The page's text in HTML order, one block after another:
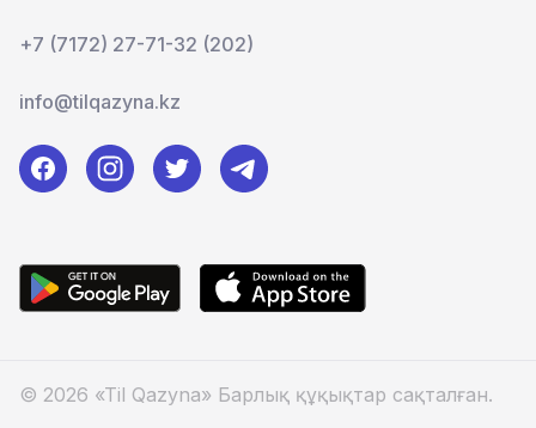
+7 (7172) 27-71-32 (202)
info@tilqazyna.kz
© 2026 «Til Qazyna» Барлық құқықтар сақталған.